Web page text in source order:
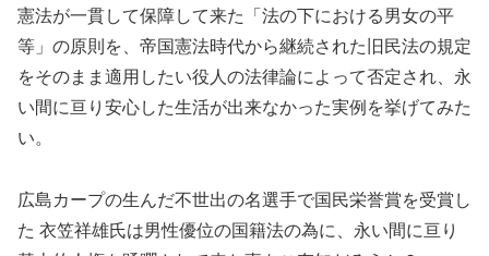
憲法が一貫して保障して来た「法の下における男女の平
等」の原則を、帝国憲法時代から継続された旧民法の規定
をそのまま適用したい役人の法律論によって否定され、永
い間に亘り安心した生活が出来なかった実例を挙げてみた
い。
広島カープの生んだ不世出の名選手で国民栄誉賞を受賞し
た 衣笠祥雄氏は男性優位の国籍法の為に、永い間に亘り